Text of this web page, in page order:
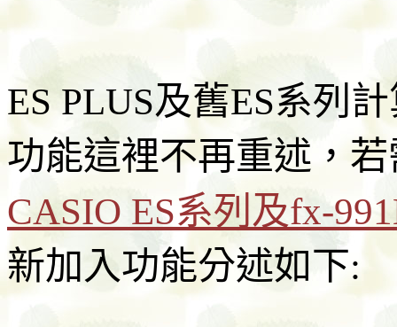
ES PLUS及舊ES系列
功能這裡不再重述，
CASIO ES系列及fx-
新加入功能分述如下: